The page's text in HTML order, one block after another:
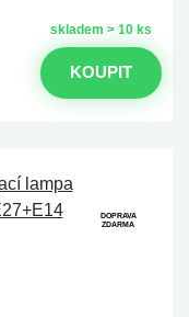
skladem > 10 ks
KOUPIT
DOPRAVA
ZDARMA